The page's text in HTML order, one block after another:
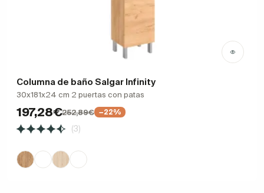
Columna de baño Salgar Infinity
30x181x24 cm 2 puertas con patas
197,28€252,89€ −22%
(3)